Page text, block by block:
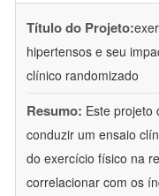
Título do Projeto:
hipertensos e seu
clínico randomizado
Resumo: Este projeto
conduzir um ensaio
do exercício físico na
correlacionar com os